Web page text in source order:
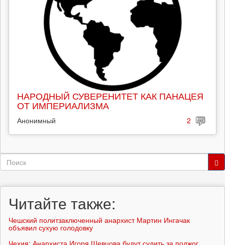
НАРОДНЫЙ СУВЕРЕНИТЕТ КАК ПАНАЦЕЯ
ОТ ИМПЕРИАЛИЗМА
Анонимный 2
Форма
Читайте также:
Чешский политзаключенный анархист Мартин Ингачак
объявил сухую голодовку